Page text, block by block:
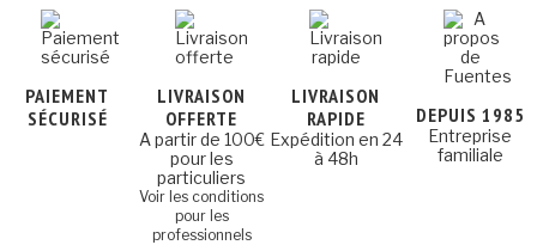
PAIEMENT
SÉCURISÉ
LIVRAISON
OFFERTE
A partir de 100€
pour les
particuliers
Voir les conditions
pour les
professionnels
LIVRAISON
RAPIDE
Expédition en 24
à 48h
DEPUIS 1985
Entreprise
familiale